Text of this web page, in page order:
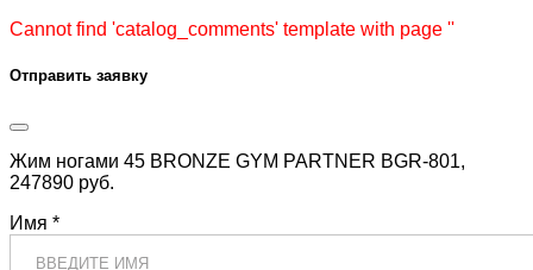
Cannot find 'catalog_comments' template with page ''
Отправить заявку
Жим ногами 45 BRONZE GYM PARTNER BGR-801,
247890 руб.
Имя *